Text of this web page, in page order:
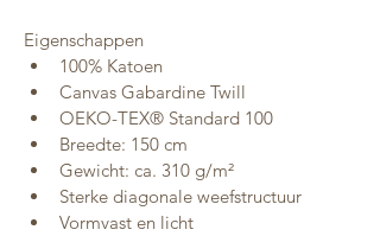
Eigenschappen
100% Katoen
Canvas Gabardine Twill
OEKO-TEX® Standard 100
Breedte: 150 cm
Gewicht: ca. 310 g/m²
Sterke diagonale weefstructuur
Vormvast en licht